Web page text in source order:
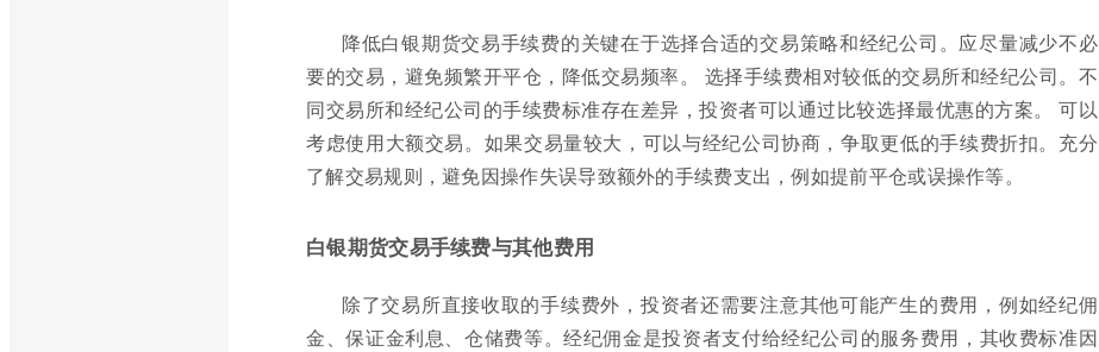
降低白银期货交易手续费的关键在于选择合适的交易策略和经纪公司。应尽量减少不必
要的交易，避免频繁开平仓，降低交易频率。 选择手续费相对较低的交易所和经纪公司。不
同交易所和经纪公司的手续费标准存在差异，投资者可以通过比较选择最优惠的方案。 可以
考虑使用大额交易。如果交易量较大，可以与经纪公司协商，争取更低的手续费折扣。充分
了解交易规则，避免因操作失误导致额外的手续费支出，例如提前平仓或误操作等。
白银期货交易手续费与其他费用
除了交易所直接收取的手续费外，投资者还需要注意其他可能产生的费用，例如经纪佣
金、保证金利息、仓储费等。经纪佣金是投资者支付给经纪公司的服务费用，其收费标准因